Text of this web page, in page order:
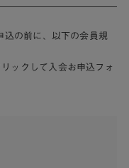
込の前に、以下の会員規
ックして入会お申込フォ